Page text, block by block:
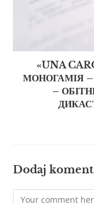
«UNA
МОНОГАМІЯ
–
Dodaj